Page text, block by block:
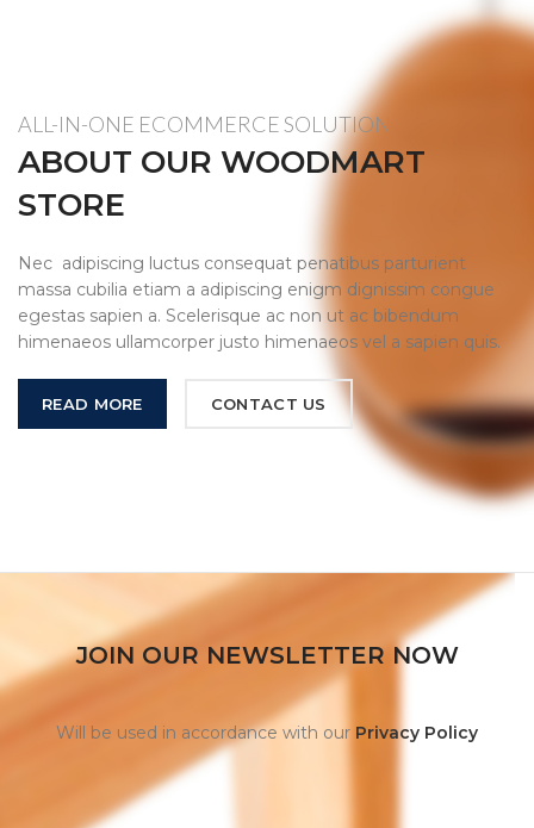
ALL-IN-ONE ECOMMERCE SOLUTION
ABOUT OUR WOODMART
STORE
Nec adipiscing luctus consequat penatibus parturient
massa cubilia etiam a adipiscing enigm dignissim congue
egestas sapien a. Scelerisque ac non ut ac bibendum
himenaeos ullamcorper justo himenaeos vel a sapien quis.
READ MORE CONTACT US
JOIN OUR NEWSLETTER NOW
Will be used in accordance with our Privacy Policy